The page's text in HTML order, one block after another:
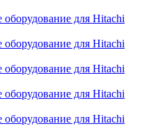
оборудование для Hitachi
оборудование для Hitachi
оборудование для Hitachi
оборудование для Hitachi
оборудование для Hitachi